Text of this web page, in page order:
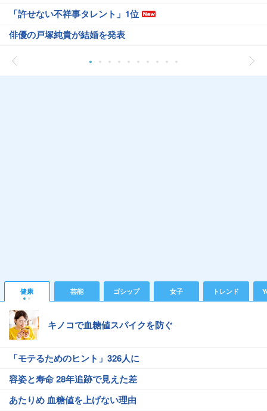
「許せない不祥事タレント」1位
俳優の戸塚純貴が結婚を発表
健康 芸能 ゴシップ 女子 トレンド
キノコで血糖値スパイクを防ぐ
「モテるためのヒント」326人に
容姿と寿命 28年追跡で見えた差
あたりめ 血糖値を上げない理由